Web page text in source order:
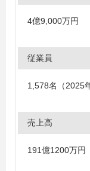
4億9,000万円
従業員
1,578名（2025
売上高
191億1200万円